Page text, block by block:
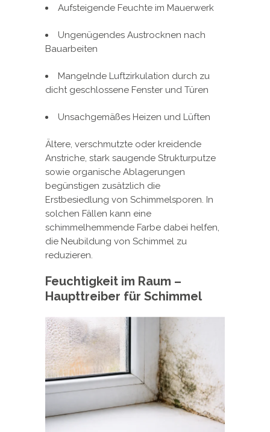
Aufsteigende Feuchte im Mauerwerk
Ungenügendes Austrocknen nach
Bauarbeiten
Mangelnde Luftzirkulation durch zu
dicht geschlossene Fenster und Türen
Unsachgemäßes Heizen und Lüften
Ältere, verschmutzte oder kreidende
Anstriche, stark saugende Strukturputze
sowie organische Ablagerungen
begünstigen zusätzlich die
Erstbesiedlung von Schimmelsporen. In
solchen Fällen kann eine
schimmelhemmende Farbe dabei helfen,
die Neubildung von Schimmel zu
reduzieren.
Feuchtigkeit im Raum –
Haupttreiber für Schimmel